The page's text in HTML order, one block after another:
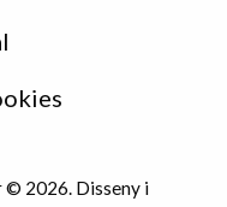
© 2026. Disseny i